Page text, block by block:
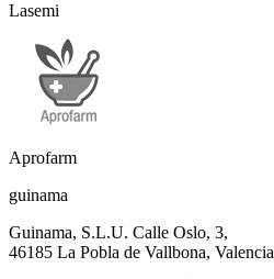
Lasemi
Aprofarm
guinama
Guinama, S.L.U. Calle Oslo, 3,
46185 La Pobla de Vallbona, Valencia